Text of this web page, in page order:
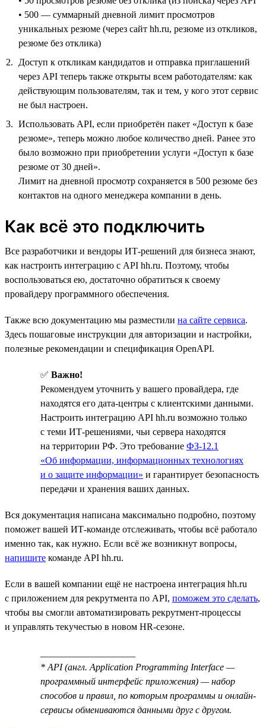
• 500 — суммарный дневной лимит просмотров
уникальных резюме (через сайт hh.ru, резюме из откликов,
резюме без отклика)
Доступ к откликам кандидатов и отправка приглашений
через API теперь также открыты всем работодателям: как
действующим пользователям, так и тем, у кого этот сервис
не был настроен.
Использовать API, если приобретён пакет «Доступ к базе
резюме», теперь можно любое количество дней. Ранее это
было возможно при приобретении услуги «Доступ к базе
резюме от 30 дней».
Лимит на дневной просмотр сохраняется в 500 резюме без
контактов на одного менеджера компании в день.
Как всё это подключить
Все разработчики и вендоры ИТ-решений для бизнеса знают,
как настроить интеграцию с API hh.ru. Поэтому, чтобы
воспользоваться ею, достаточно обратиться к своему
провайдеру программного обеспечения.
Также всю документацию мы разместили на сайте сервиса.
Здесь пошаговые инструкции для авторизации и настройки,
полезные рекомендации и спецификация OpenAPI.
✅ Важно!
Рекомендуем уточнить у вашего провайдера, где
находятся его дата-центры с клиентскими данными.
Настроить интеграцию API hh.ru возможно только
с теми ИТ-решениями, чьи сервера находятся
на территории РФ. Это требование ФЗ-12.1
«Об информации, информационных технологиях
и о защите информации» и гарантирует безопасность
передачи и хранения ваших данных.
Вся документация написана максимально подробно, поэтому
поможет вашей ИТ-команде отслеживать, чтобы всё работало
именно так, как нужно. Если всё же возникнут вопросы,
напишите команде API hh.ru.
Если в вашей компании ещё не настроена интеграция hh.ru
с приложением для рекрутмента по API, поможем это сделать,
чтобы вы смогли автоматизировать рекрутмент-процессы
и управлять текучестью в новом HR-сезоне.
* API (англ. Application Programming Interface —
программный интерфейс приложения) — набор
способов и правил, по которым программы и онлайн-
сервисы обмениваются данными друг с другом.